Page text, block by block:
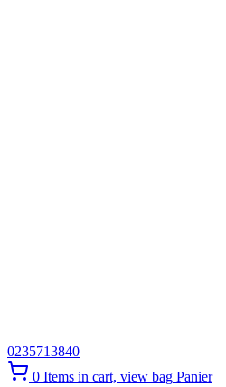
0235713840
0 Items in cart, view bag Panier